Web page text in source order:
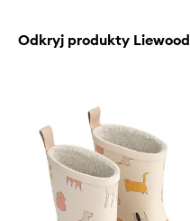
Odkryj produkty Liewood